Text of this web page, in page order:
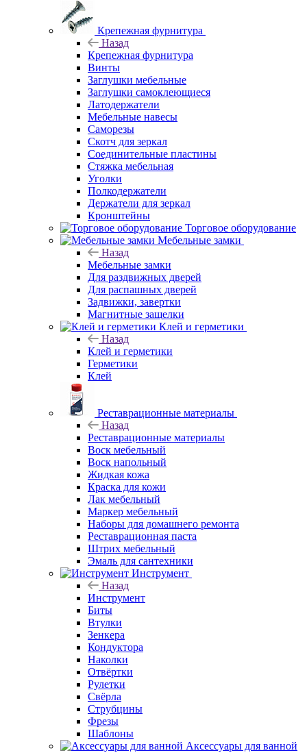
Крепежная фурнитура
Назад
Крепежная фурнитура
Винты
Заглушки мебельные
Заглушки самоклеющиеся
Латодержатели
Мебельные навесы
Саморезы
Скотч для зеркал
Соединительные пластины
Стяжка мебельная
Уголки
Полкодержатели
Держатели для зеркал
Кронштейны
Торговое оборудование
Мебельные замки
Назад
Мебельные замки
Для раздвижных дверей
Для распашных дверей
Задвижки, завертки
Магнитные защелки
Клей и герметики
Назад
Клей и герметики
Герметики
Клей
Реставрационные материалы
Назад
Реставрационные материалы
Воск мебельный
Воск напольный
Жидкая кожа
Краска для кожи
Лак мебельный
Маркер мебельный
Наборы для домашнего ремонта
Реставрационная паста
Штрих мебельный
Эмаль для сантехники
Инструмент
Назад
Инструмент
Биты
Втулки
Зенкера
Кондуктора
Наколки
Отвёртки
Рулетки
Свёрла
Струбцины
Фрезы
Шаблоны
Аксессуары для ванной